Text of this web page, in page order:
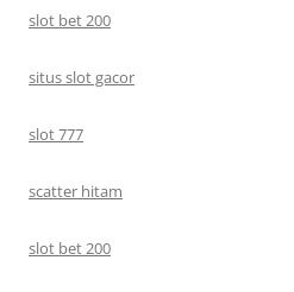
slot bet 200
situs slot gacor
slot 777
scatter hitam
slot bet 200